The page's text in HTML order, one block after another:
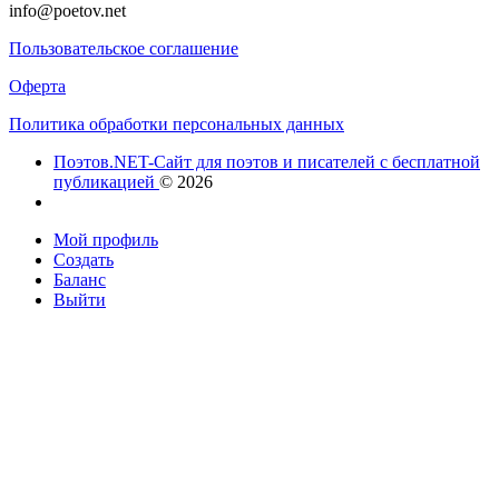
info@poetov.net
Пользовательское соглашение
Оферта
Политика обработки персональных данных
Поэтов.NET-Сайт для поэтов и писателей с бесплатной
публикацией © 2026
Мой профиль
Создать
Баланс
Выйти